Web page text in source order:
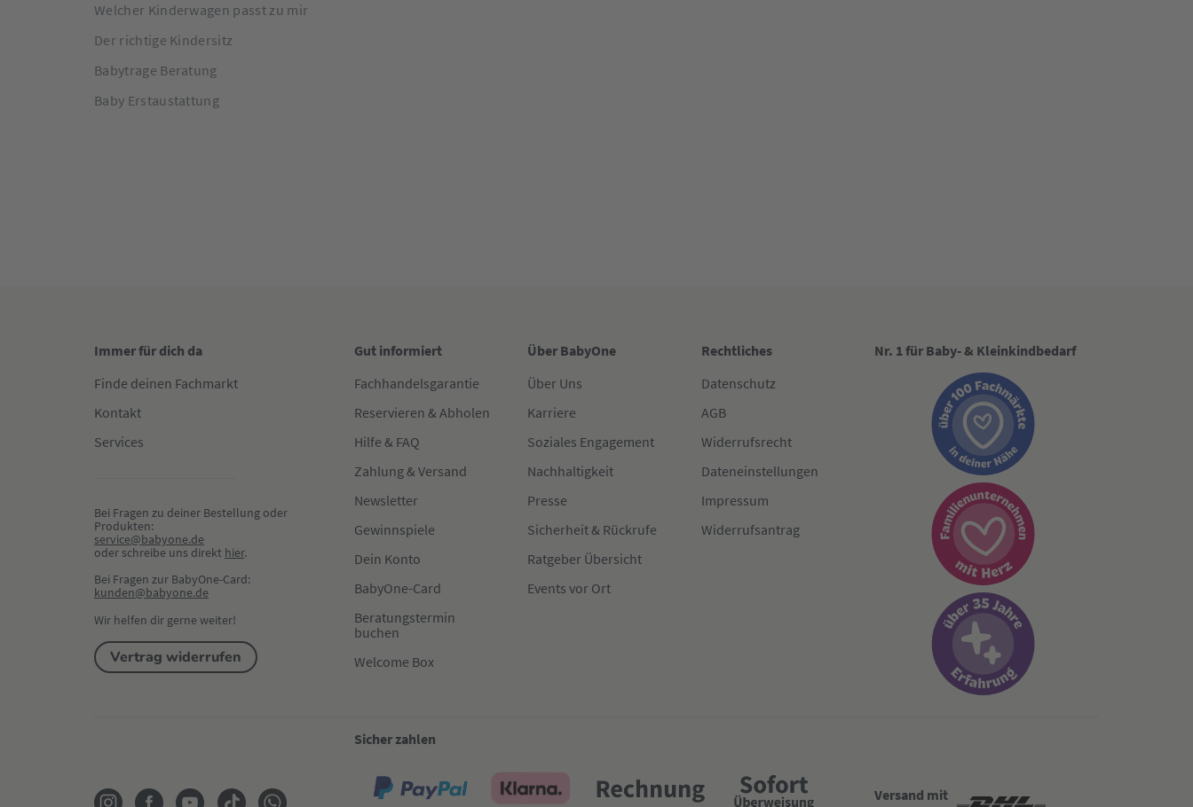
Welcher Kinderwagen passt zu mir
Der richtige Kindersitz
Babytrage Beratung
Baby Erstaustattung
Immer für dich da
Finde deinen Fachmarkt
Kontakt
Services
Bei Fragen zu deiner Bestellung oder
Produkten:
service@babyone.de
oder schreibe uns direkt hier.
Bei Fragen zur BabyOne-Card:
kunden@babyone.de
Wir helfen dir gerne weiter!
Vertrag widerrufen
Gut informiert
Fachhandelsgarantie
Reservieren & Abholen
Hilfe & FAQ
Zahlung & Versand
Newsletter
Gewinnspiele
Dein Konto
BabyOne-Card
Beratungstermin
buchen
Welcome Box
Über BabyOne
Über Uns
Karriere
Soziales Engagement
Nachhaltigkeit
Presse
Sicherheit & Rückrufe
Ratgeber Übersicht
Events vor Ort
Rechtliches
Datenschutz
AGB
Widerrufsrecht
Dateneinstellungen
Impressum
Widerrufsantrag
Nr. 1 für Baby- & Kleinkindbedarf
Sicher zahlen
Versand mit